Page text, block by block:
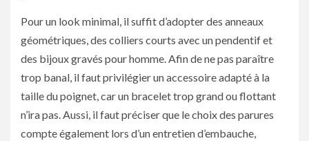
Pour un look minimal, il suffit d’adopter des anneaux
géométriques, des colliers courts avec un pendentif et
des bijoux gravés pour homme. Afin de ne pas paraître
trop banal, il faut privilégier un accessoire adapté à la
taille du poignet, car un bracelet trop grand ou flottant
n’ira pas. Aussi, il faut préciser que le choix des parures
compte également lors d’un entretien d’embauche,